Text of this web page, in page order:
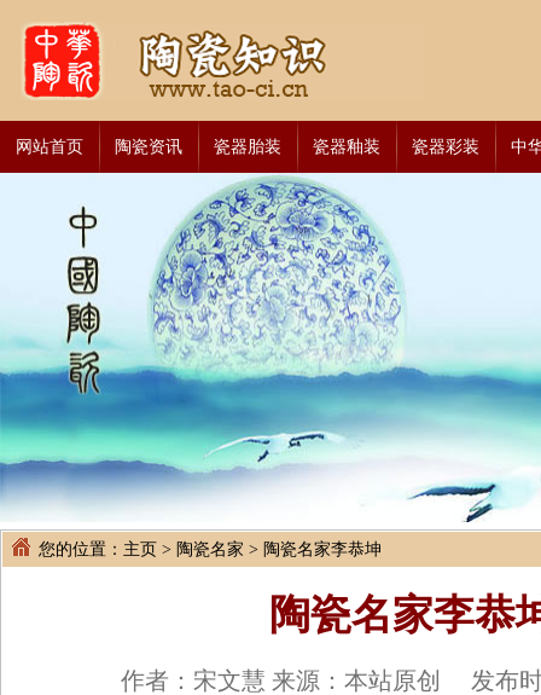
网站首页 陶瓷资讯 瓷器胎装 瓷器釉装 瓷器彩装 中
您的位置： 主页 > 陶瓷名家 > 陶瓷名家李恭坤
陶瓷名家李恭
作者：宋文慧 来源：本站原创 发布时